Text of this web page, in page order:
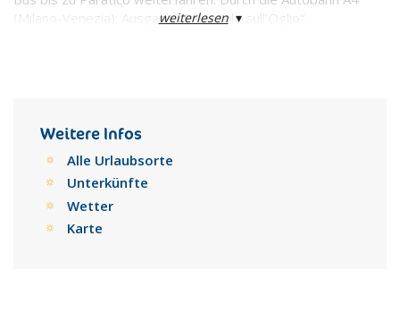
(Milano-Venezia): Ausgang „Palazzolo sull’Oglio“.
weiterlesen▾
Weitere Infos
Alle Urlaubsorte
Unterkünfte
Wetter
Karte